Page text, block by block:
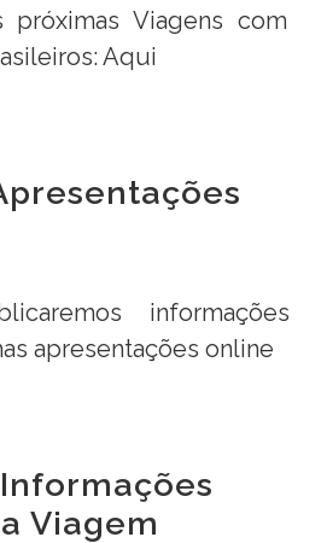
próximas Viagens com
Aqui
informações
apresentações online
Viagem